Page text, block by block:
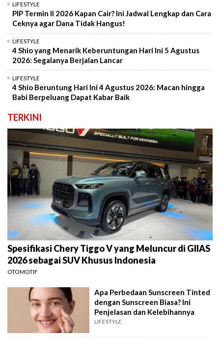
LIFESTYLE
PIP Termin II 2026 Kapan Cair? Ini Jadwal Lengkap dan Cara
Ceknya agar Dana Tidak Hangus!
LIFESTYLE
4 Shio yang Menarik Keberuntungan Hari Ini 5 Agustus
2026: Segalanya Berjalan Lancar
LIFESTYLE
4 Shio Beruntung Hari Ini 4 Agustus 2026: Macan hingga
Babi Berpeluang Dapat Kabar Baik
TERKINI
Spesifikasi Chery Tiggo V yang Meluncur di GIIAS
2026 sebagai SUV Khusus Indonesia
OTOMOTIF
Apa Perbedaan Sunscreen Tinted
dengan Sunscreen Biasa? Ini
Penjelasan dan Kelebihannya
LIFESTYLE